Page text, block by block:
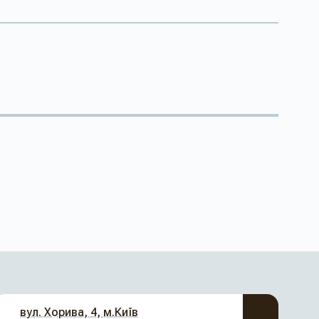
вул. Хорива, 4, м.Київ